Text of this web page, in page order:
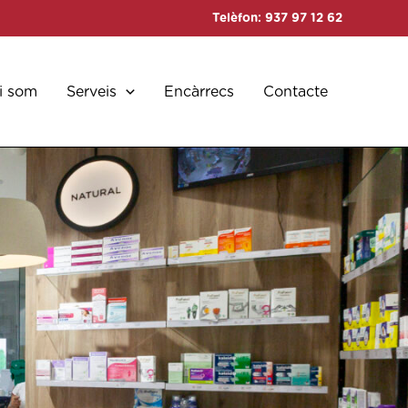
Telèfon: 937 97 12 62
som Serveis Encàrrecs Contacte